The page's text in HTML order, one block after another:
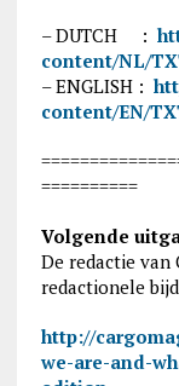
– DUTCH :
content/NL/
– ENGLISH :
content/EN/
==========
Volgende
De redactie van
redactionele
http://
we-are-and-